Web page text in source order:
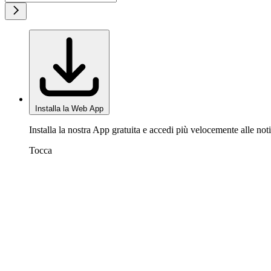
Installa la Web App
Installa la nostra App gratuita e accedi più velocemente alle
Tocca